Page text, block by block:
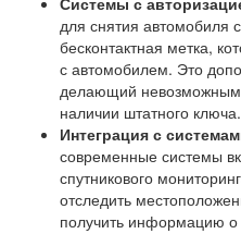
для снятия автомобиля
бесконтактная метка,
с автомобилем. Это
делающий невозможным
наличии штатного ключа.
Интеграция с
современные системы
спутникового
отследить
получить информацию о